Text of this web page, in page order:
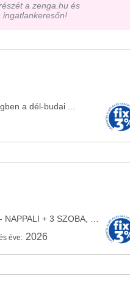
a zenga.hu és
ingatlankeresőn!
a dél-budai ...
éve: 2026